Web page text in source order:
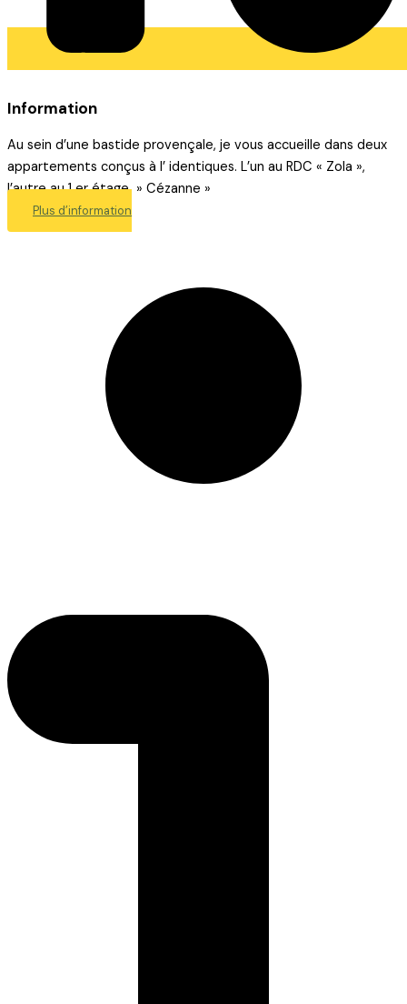
Information
Au sein d’une bastide provençale, je vous accueille dans deux
appartements conçus à l’ identiques. L’un au RDC « Zola »,
l’autre au 1 er étage » Cézanne »
Plus d’information